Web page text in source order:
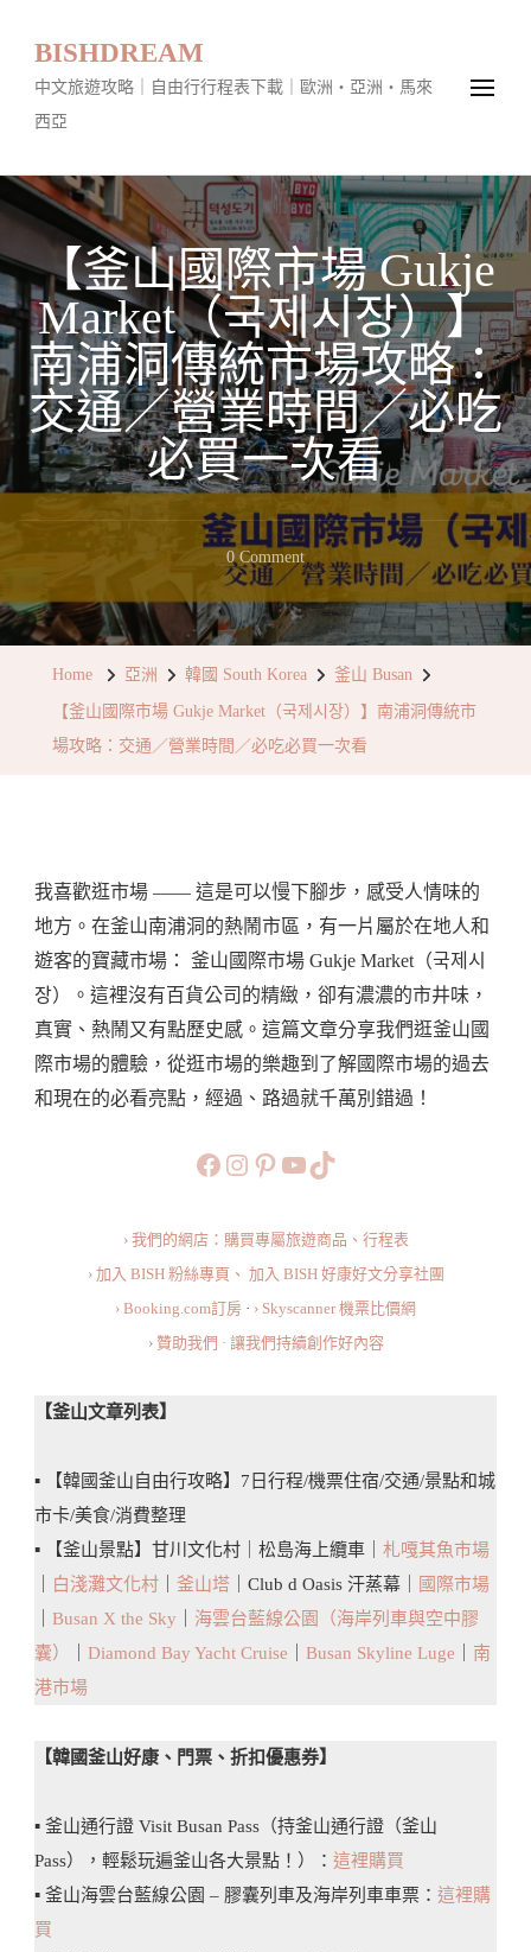
BISHDREAM
中文旅遊攻略｜自由行行程表下載｜歐洲・亞洲・馬來
西亞
【釜山國際市場 Gukje
Market（국제시장）】
南浦洞傳統市場攻略：
交通／營業時間／必吃
必買一次看
0 CommentOn
【釜
시
장）】
南
浦
洞
傳
統
場
略：
交
通
／
間
必
吃
必
買
看
Home 亞洲 韓國 South Korea 釜山 Busan
【釜山國際市場 Gukje Market（국제시장）】南浦洞傳統市
場攻略：交通／營業時間／必吃必買一次看
我喜歡逛市場 —— 這是可以慢下腳步，感受人情味的
地方。在釜山南浦洞的熱鬧市區，有一片屬於在地人和
遊客的寶藏市場： 釜山國際市場 Gukje Market（국제시
장）。這裡沒有百貨公司的精緻，卻有濃濃的市井味，
真實、熱鬧又有點歷史感。這篇文章分享我們逛釜山國
際市場的體驗，從逛市場的樂趣到了解國際市場的過去
和現在的必看亮點，經過、路過就千萬別錯過！
https://www.facebook.com/
https://
https://
旅行美食小短片TikTok
› 我們的網店：購買專屬旅遊商品、行程表
› 加入 BISH 粉絲專頁、 加入 BISH 好康好文分享社團
› Booking.com訂房 · › Skyscanner 機票比價網
› 贊助我們 · 讓我們持續創作好內容
【釜山文章列表】
▪️ 【韓國釜山自由行攻略】7日行程/機票住宿/交通/景點和城
市卡/美食/消費整理
▪️ 【釜山景點】甘川文化村｜松島海上纜車｜ 札嘎其魚市場
白淺灘文化村 釜山塔 ｜Club d Oasis 汗蒸幕｜
國際市場
Busan X the Sky
海雲台藍線公園（海岸列車與空中膠
囊）
Diamond Bay Yacht Cruise Busan Skyline Luge
南
港市場
【韓國釜山好康、門票、折扣優惠券】
▪️ 釜山通行證 Visit Busan Pass（持釜山通行證（釜山
Pass），輕鬆玩遍釜山各大景點！）： 這裡購買
▪️ 釜山海雲台藍線公園 – 膠囊列車及海岸列車車票： 這裡購
買